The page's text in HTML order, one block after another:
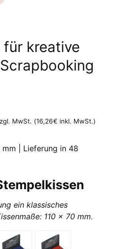
kreative
MwSt. (16,26€ inkl. MwSt.)
| Lieferung in 48
ein klassisches
110 x 70 mm.